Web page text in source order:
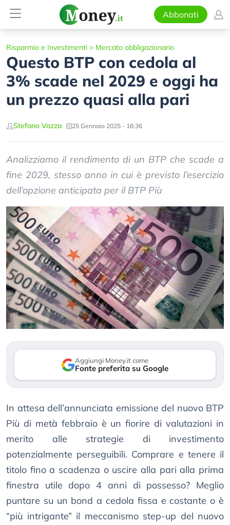
Abbonati
Risparmio e Investimenti > Mercato obbligazionario
Questo BTP con cedola al
3% scade nel 2029 e oggi ha
un prezzo quasi alla pari
Stefano Vozza 25 Gennaio 2025 - 16:36
Analizziamo il rendimento di un BTP che scade a
fine 2029, stesso anno in cui è previsto l’esercizio
dell’opzione anticipata per il BTP Più
Aggiungi Money.it come
Fonte preferita su Google
In attesa dell’annunciata emissione del nuovo BTP
Più di metà febbraio è un fiorire di valutazioni in
merito alle strategie di investimento
potenzialmente perseguibili. Comprare e tenere il
titolo fino a scadenza o uscire alla pari alla prima
finestra utile dopo 4 anni di possesso? Meglio
puntare su un bond a cedola fissa e costante o è
“più intrigante” il meccanismo step-up del nuovo